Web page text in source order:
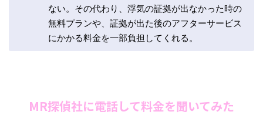
ない。その代わり、浮気の証拠が出なかった時の
無料プランや、証拠が出た後のアフターサービス
にかかる料金を一部負担してくれる。
MR探偵社に電話して料金を聞いてみた